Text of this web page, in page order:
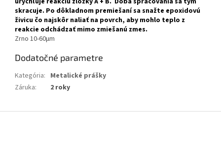
skracuje. Po dôkladnom premiešaní sa snažte epoxidovú
živicu čo najskôr naliať na povrch, aby mohlo teplo z
reakcie odchádzať mimo zmiešanú zmes.
Zrno 10-60μm
Dodatočné parametre
Kategória: Metalické prášky
Záruka: 2 roky